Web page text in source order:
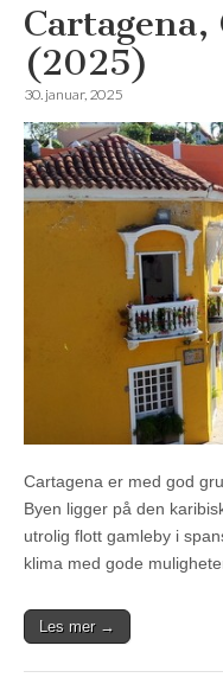
Cartagena,
(2025)
30. januar, 2025
Cartagena er med god
Byen ligger på den
utrolig flott gamleby i
klima med gode
Les mer →